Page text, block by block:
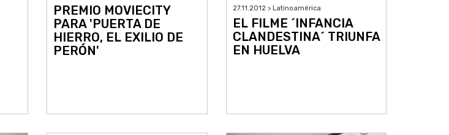
PREMIO MOVIECITY
PARA 'PUERTA DE
HIERRO, EL EXILIO DE
PERÓN'
27.11.2012 > Latinoamérica
EL FILME ´INFANCIA
CLANDESTINA´ TRIUNFA
EN HUELVA